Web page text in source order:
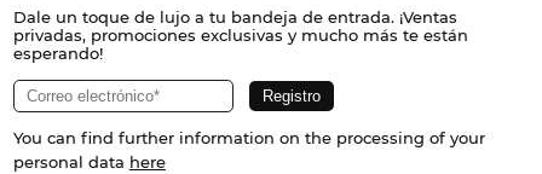
Dale un toque de lujo a tu bandeja de entrada. ¡Ventas
privadas, promociones exclusivas y mucho más te están
esperando!
You can find further information on the processing of your
personal data here